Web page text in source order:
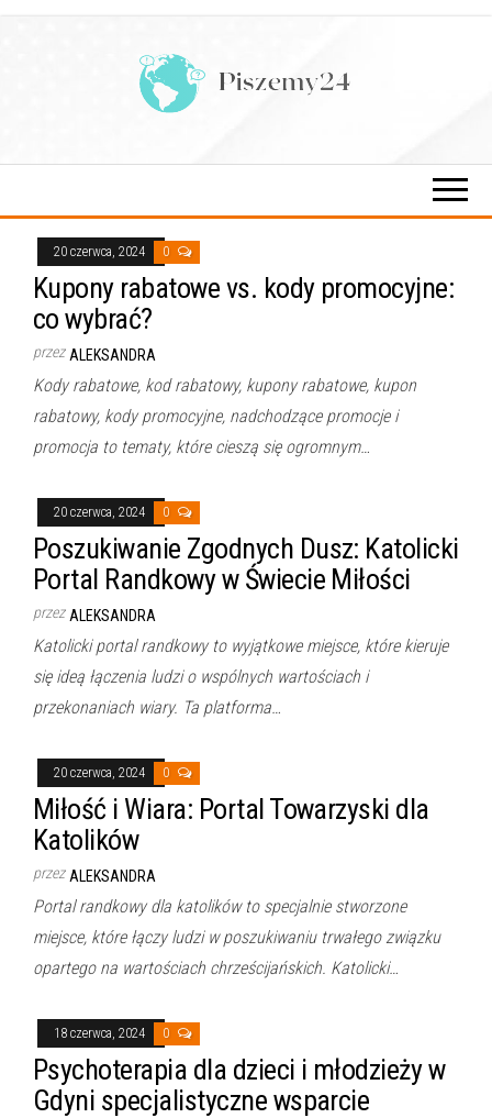
20 czerwca, 2024 0
Kupony rabatowe vs. kody promocyjne:
co wybrać?
przez ALEKSANDRA
Kody rabatowe, kod rabatowy, kupony rabatowe, kupon
rabatowy, kody promocyjne, nadchodzące promocje i
promocja to tematy, które cieszą się ogromnym…
20 czerwca, 2024 0
Poszukiwanie Zgodnych Dusz: Katolicki
Portal Randkowy w Świecie Miłości
przez ALEKSANDRA
Katolicki portal randkowy to wyjątkowe miejsce, które kieruje
się ideą łączenia ludzi o wspólnych wartościach i
przekonaniach wiary. Ta platforma…
20 czerwca, 2024 0
Miłość i Wiara: Portal Towarzyski dla
Katolików
przez ALEKSANDRA
Portal randkowy dla katolików to specjalnie stworzone
miejsce, które łączy ludzi w poszukiwaniu trwałego związku
opartego na wartościach chrześcijańskich. Katolicki…
18 czerwca, 2024 0
Psychoterapia dla dzieci i młodzieży w
Gdyni specjalistyczne wsparcie